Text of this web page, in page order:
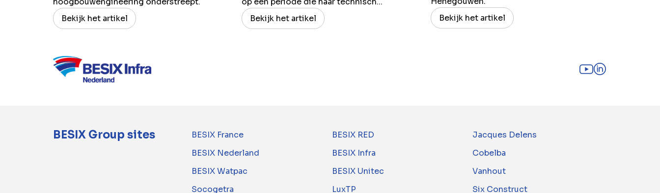
Bekijk het artikel
Bekijk het artikel
Bekijk het artikel
BESIX Group sites BESIX France BESIX RED
Jacques Delens
BESIX Nederland
BESIX Infra
Cobelba
BESIX Watpac
BESIX Unitec
Vanhout
Socogetra
LuxTP Six Construct